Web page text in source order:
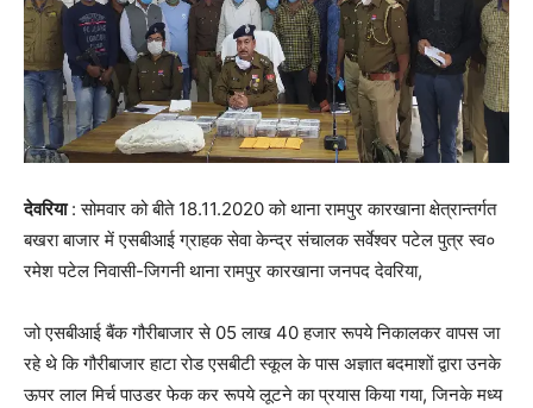
देवरिया: सोमवार को बीते 18.11.2020 को थाना रामपुर कारखाना क्षेत्रान्तर्गत
बखरा बाजार में एसबीआई ग्राहक सेवा केन्द्र संचालक सर्वेश्वर पटेल पुत्र स्व०
रमेश पटेल निवासी-जिगनी थाना रामपुर कारखाना जनपद देवरिया,
जो एसबीआई बैंक गौरीबाजार से 05 लाख 40 हजार रूपये निकालकर वापस जा
रहे थे कि गौरीबाजार हाटा रोड एसबीटी स्कूल के पास अज्ञात बदमाशों द्वारा उनके
ऊपर लाल मिर्च पाउडर फेक कर रूपये लूटने का प्रयास किया गया, जिनके मध्य